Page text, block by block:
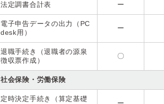
法定調書合計表 ー
電子申告データの出力（PC
desk用）
ー
退職手続き（退職者の源泉
徴収票作成）
〇
社会保険・労働保険
定時決定手続き（算定基礎